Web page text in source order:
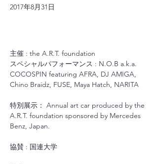
2017年8月31日
主催 : the A.R.T. foundation
スペシャルパフォーマンス : N.O.B a.k.a.
COCOSPIN featuring AFRA, DJ AMIGA,
Chino Braidz, FUSE, Maya Hatch, NARITA
特別展⽰： Annual art car produced by the
A.R.T. foundation sponsored by Mercedes
Benz, Japan.
協賛 : 国連⼤学